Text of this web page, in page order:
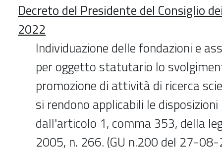
Decreto del Presidente del Consiglio
2022
Individuazione delle fondazioni e
per oggetto statutario lo
promozione di attività di ricerca
si rendono applicabili le
dall'articolo 1, comma 353, della
2005, n. 266. (GU n.200 del 27-